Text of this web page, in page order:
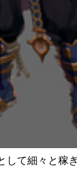
して細々と稼